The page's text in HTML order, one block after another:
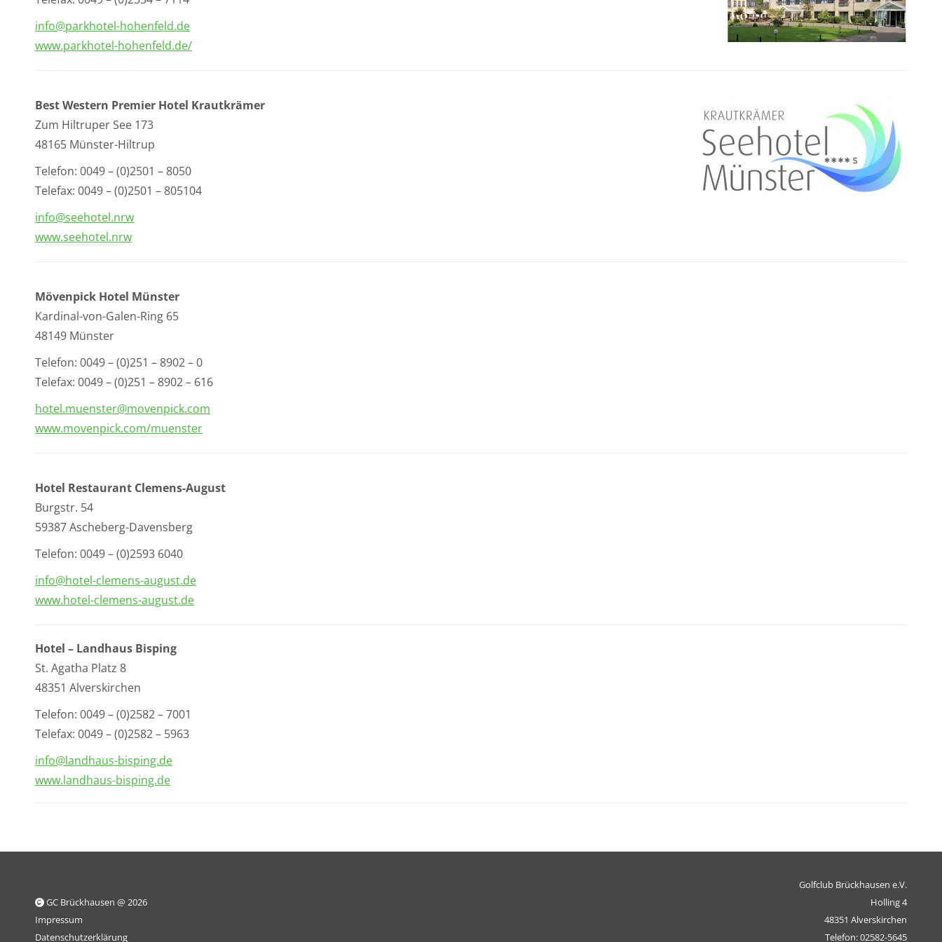
info@parkhotel-hohenfeld.de
www.parkhotel-hohenfeld.de/
Best Western Premier Hotel Krautkrämer
Zum Hiltruper See 173
48165 Münster-Hiltrup
Telefon: 0049 – (0)2501 – 8050
Telefax: 0049 – (0)2501 – 805104
info@seehotel.nrw
www.seehotel.nrw
Mövenpick Hotel Münster
Kardinal-von-Galen-Ring 65
48149 Münster
Telefon: 0049 – (0)251 – 8902 – 0
Telefax: 0049 – (0)251 – 8902 – 616
hotel.muenster@movenpick.com
www.movenpick.com/muenster
Hotel Restaurant Clemens-August
Burgstr. 54
59387 Ascheberg-Davensberg
Telefon: 0049 – (0)2593 6040
info@hotel-clemens-august.de
www.hotel-clemens-august.de
Hotel – Landhaus Bisping
St. Agatha Platz 8
48351 Alverskirchen
Telefon: 0049 – (0)2582 – 7001
Telefax: 0049 – (0)2582 – 5963
info@landhaus-bisping.de
www.landhaus-bisping.de
GC Brückhausen @ 2026
Impressum
Datenschutzerklärung
Golfclub Brückhausen e.V.
Holling 4
48351 Alverskirchen
Telefon: 02582-5645